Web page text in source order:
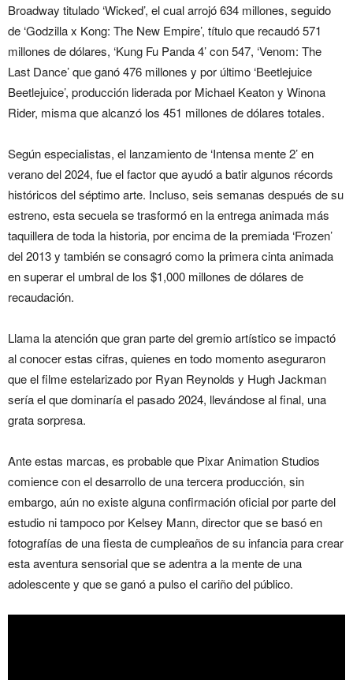
Broadway titulado ‘Wicked’, el cual arrojó 634 millones, seguido
de ‘Godzilla x Kong: The New Empire’, título que recaudó 571
millones de dólares, ‘Kung Fu Panda 4’ con 547, ‘Venom: The
Last Dance’ que ganó 476 millones y por último ‘Beetlejuice
Beetlejuice’, producción liderada por Michael Keaton y Winona
Rider, misma que alcanzó los 451 millones de dólares totales.
Según especialistas, el lanzamiento de ‘Intensa mente 2’ en
verano del 2024, fue el factor que ayudó a batir algunos récords
históricos del séptimo arte. Incluso, seis semanas después de su
estreno, esta secuela se trasformó en la entrega animada más
taquillera de toda la historia, por encima de la premiada ‘Frozen’
del 2013 y también se consagró como la primera cinta animada
en superar el umbral de los $1,000 millones de dólares de
recaudación.
Llama la atención que gran parte del gremio artístico se impactó
al conocer estas cifras, quienes en todo momento aseguraron
que el filme estelarizado por Ryan Reynolds y Hugh Jackman
sería el que dominaría el pasado 2024, llevándose al final, una
grata sorpresa.
Ante estas marcas, es probable que Pixar Animation Studios
comience con el desarrollo de una tercera producción, sin
embargo, aún no existe alguna confirmación oficial por parte del
estudio ni tampoco por Kelsey Mann, director que se basó en
fotografías de una fiesta de cumpleaños de su infancia para crear
esta aventura sensorial que se adentra a la mente de una
adolescente y que se ganó a pulso el cariño del público.